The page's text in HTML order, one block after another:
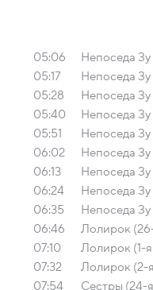
05:06
Непоседа
05:17
Непоседа
05:28
Непоседа
05:40
Непоседа Зу
05:51
Непоседа
06:02
Непоседа
06:13
Непоседа
06:24
Непоседа
06:35
Непоседа
06:46
Лолирок
07:10
Лолирок (1-
07:32
Лолирок (2-
07:54
Сестры (24-